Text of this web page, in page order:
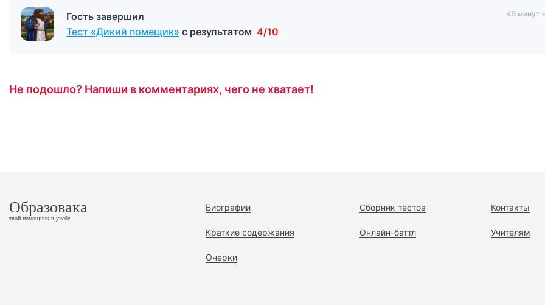
Гость завершил
Тест «Дикий помещик» с результатом 4/10
45 минут
Не подошло? Напиши в комментариях, чего не хватает!
Образовака
твой помощник в учебе
Биографии
Краткие содержания
Очерки
Сборник тестов
Онлайн-баттл
Контакты
Учителям